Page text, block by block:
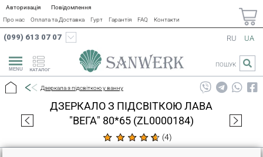
Авторизація
Повідомлення
Про нас
Оплата та Доставка Гурт Гарантія FAQ Контакти
(099) 613 07 07
КАТАЛОГ
RU UA
ПОШУК
Дзеркала з підсвіткою у ванну
ДЗЕРКАЛО З ПІДСВІТКОЮ ЛАВА
"ВЕГА" 80*65 (ZL0000184)
(4)